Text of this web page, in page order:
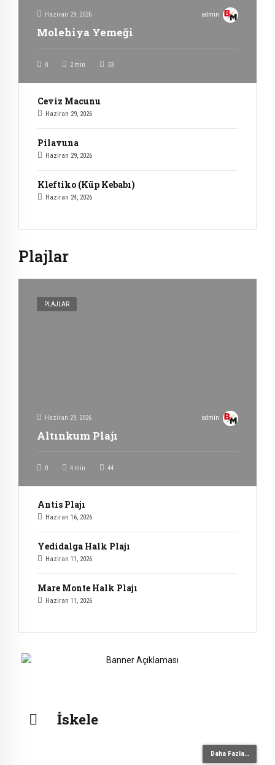
Haziran 29, 2026 admin
Molehiya Yemeği
0 2 min 33
Haziran 29, 2026
Ceviz Macunu
Haziran 29, 2026
Pilavuna
Haziran 24, 2026
Kleftiko (Küp Kebabı)
Plajlar
PLAJLAR
Haziran 29, 2026 admin
Altınkum Plajı
0 4 min 44
Haziran 16, 2026
Antis Plajı
Haziran 11, 2026
Yedidalga Halk Plajı
Haziran 11, 2026
Mare Monte Halk Plajı
İskele
Daha Fazla…